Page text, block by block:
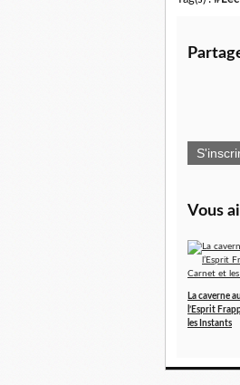
Vous
La caverne
l’Esprit
les Instants